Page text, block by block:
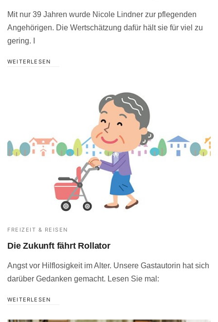
Mit nur 39 Jahren wurde Nicole Lindner zur pflegenden
Angehörigen. Die Wertschätzung dafür hält sie für viel zu
gering. I
WEITERLESEN
FREIZEIT & REISEN
Die Zukunft fährt Rollator
Angst vor Hilflosigkeit im Alter. Unsere Gastautorin hat sich
darüber Gedanken gemacht. Lesen Sie mal:
WEITERLESEN